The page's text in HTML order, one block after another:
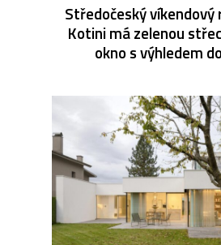
Středočeský víkendový
Kotini má zelenou
okno s výhledem